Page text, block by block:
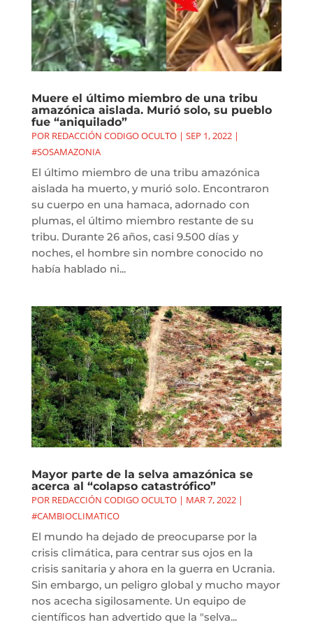
Muere el último miembro de una tribu
amazónica aislada. Murió solo, su pueblo
fue “aniquilado”
POR REDACCIÓN CODIGO OCULTO| SEP 1, 2022|
#SOSAMAZONIA
El último miembro de una tribu amazónica
aislada ha muerto, y murió solo. Encontraron
su cuerpo en una hamaca, adornado con
plumas, el último miembro restante de su
tribu. Durante 26 años, casi 9.500 días y
noches, el hombre sin nombre conocido no
había hablado ni...
Mayor parte de la selva amazónica se
acerca al “colapso catastrófico”
POR REDACCIÓN CODIGO OCULTO| MAR 7, 2022|
#CAMBIOCLIMATICO
El mundo ha dejado de preocuparse por la
crisis climática, para centrar sus ojos en la
crisis sanitaria y ahora en la guerra en Ucrania.
Sin embargo, un peligro global y mucho mayor
nos acecha sigilosamente. Un equipo de
científicos han advertido que la "selva...